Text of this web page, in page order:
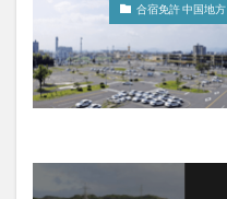
合宿免許 中国地方